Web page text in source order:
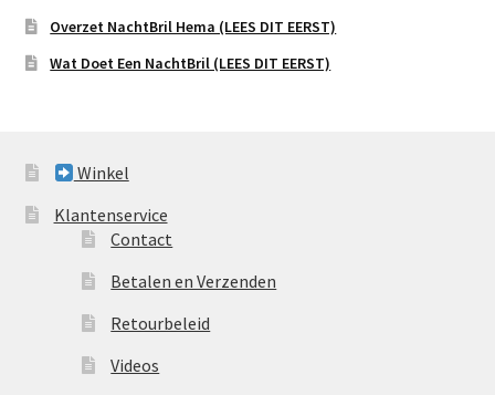
Overzet NachtBril Hema (LEES DIT EERST)
Wat Doet Een NachtBril (LEES DIT EERST)
Winkel
Klantenservice
Contact
Betalen en Verzenden
Retourbeleid
Videos